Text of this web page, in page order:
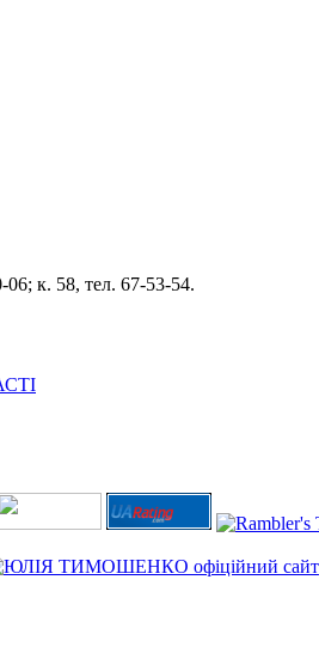
06; к. 58, тел. 67-53-54.